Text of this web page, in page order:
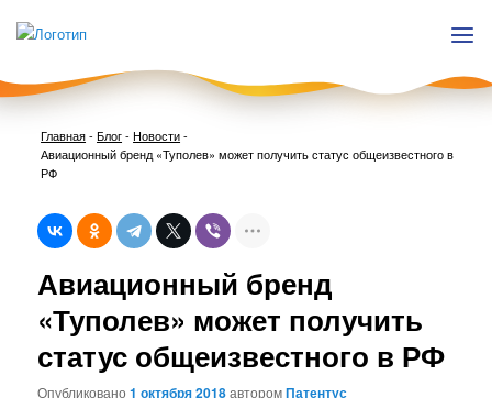
Главная-Блог- Новости-
Авиационный бренд «Туполев» может получить статус общеизвестного в
РФ
Авиационный бренд
«Туполев» может получить
статус общеизвестного в РФ
Опубликовано1 октября 2018авторомПатентус